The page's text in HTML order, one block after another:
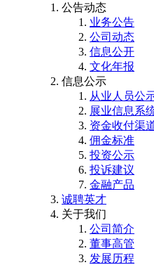
公告动态
业务公告
公司动态
信息公开
文化年报
信息公示
从业人员公
展业信息系
资金收付渠
佣金标准
投资公示
投诉建议
金融产品
诚聘英才
关于我们
公司简介
董事高管
发展历程